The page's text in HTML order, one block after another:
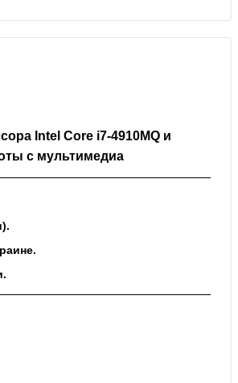
Intel Core i7-4910MQ и
с мультимедиа